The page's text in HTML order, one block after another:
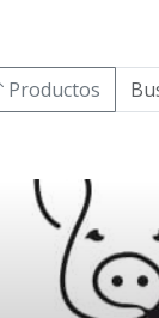
Productos